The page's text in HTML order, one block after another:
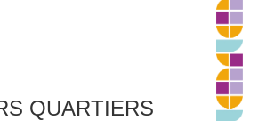
QUARTIERS